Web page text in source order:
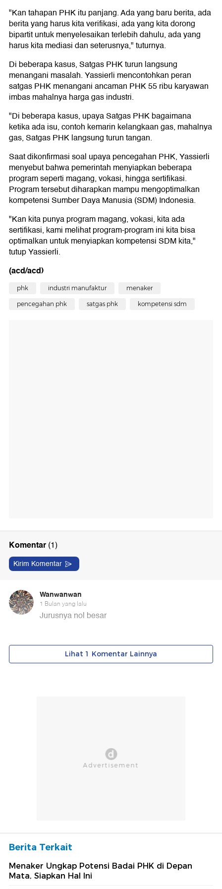
"Kan tahapan PHK itu panjang. Ada yang baru berita, ada
berita yang harus kita verifikasi, ada yang kita dorong
bipartit untuk menyelesaikan terlebih dahulu, ada yang
harus kita mediasi dan seterusnya," tuturnya.
Di beberapa kasus, Satgas PHK turun langsung
menangani masalah. Yassierli mencontohkan peran
satgas PHK menangani ancaman PHK 55 ribu karyawan
imbas mahalnya harga gas industri.
"Di beberapa kasus, upaya Satgas PHK bagaimana
ketika ada isu, contoh kemarin kelangkaan gas, mahalnya
gas, Satgas PHK langsung turun tangan.
Saat dikonfirmasi soal upaya pencegahan PHK, Yassierli
menyebut bahwa pemerintah menyiapkan beberapa
program seperti magang, vokasi, hingga sertifikasi.
Program tersebut diharapkan mampu mengoptimalkan
kompetensi Sumber Daya Manusia (SDM) Indonesia.
"Kan kita punya program magang, vokasi, kita ada
sertifikasi, kami melihat program-program ini kita bisa
optimalkan untuk menyiapkan kompetensi SDM kita,"
tutup Yassierli.
(acd/acd)
phk industri manufaktur menaker
pencegahan phk satgas phk kompetensi sdm
Berita Terkait
Menaker Ungkap Potensi Badai PHK di Depan
Mata, Siapkan Hal Ini